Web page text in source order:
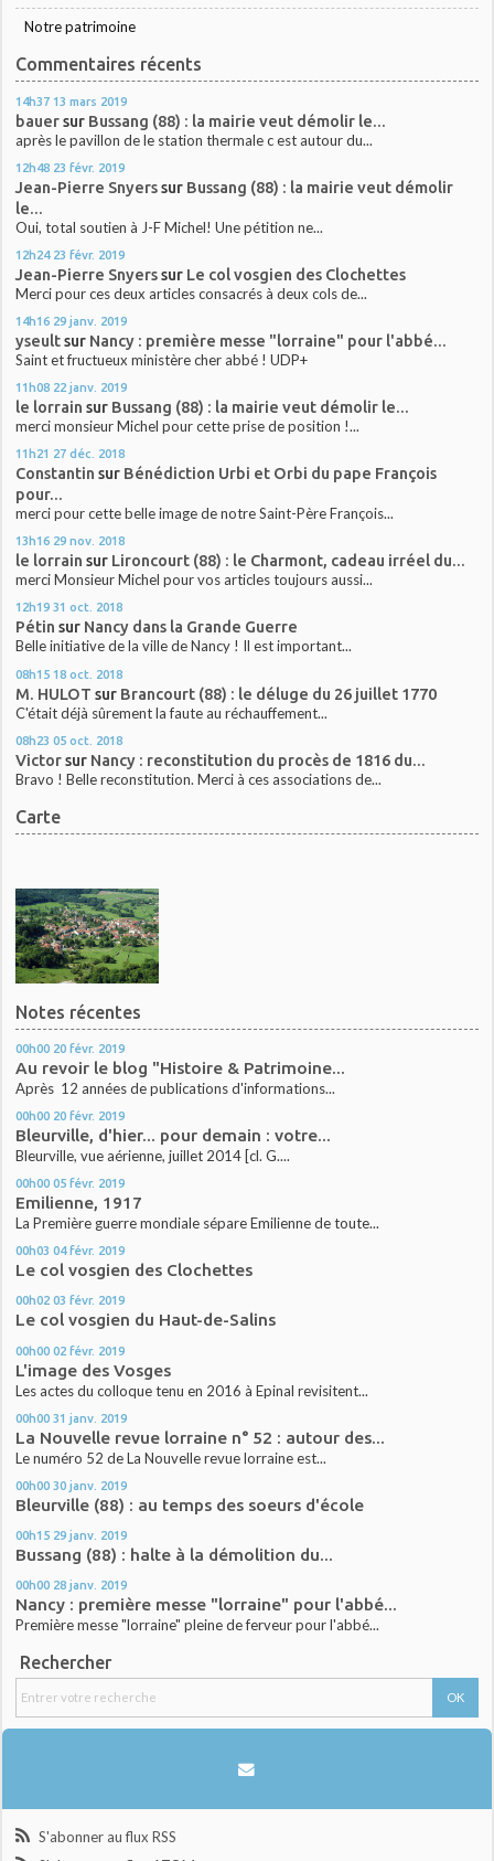
Notre patrimoine
Commentaires récents
14h37 13 mars 2019
bauersur Bussang (88) : la mairie veut démolir le...
après le pavillon de le station thermale c est autour du...
12h48 23 févr. 2019
Jean-Pierre Snyerssur Bussang (88) : la mairie veut démolir
le...
Oui, total soutien à J-F Michel! Une pétition ne...
12h24 23 févr. 2019
Jean-Pierre Snyerssur Le col vosgien des Clochettes
Merci pour ces deux articles consacrés à deux cols de...
14h16 29 janv. 2019
yseultsur Nancy : première messe "lorraine" pour l'abbé...
Saint et fructueux ministère cher abbé ! UDP+
11h08 22 janv. 2019
le lorrain sur Bussang (88) : la mairie veut démolir le...
merci monsieur Michel pour cette prise de position !...
11h21 27 déc. 2018
Constantin sur Bénédiction Urbi et Orbi du pape François
pour...
merci pour cette belle image de notre Saint-Père François...
13h16 29 nov. 2018
le lorrain sur Lironcourt (88) : le Charmont, cadeau irréel du...
merci Monsieur Michel pour vos articles toujours aussi...
12h19 31 oct. 2018
Pétin sur Nancy dans la Grande Guerre
Belle initiative de la ville de Nancy ! Il est important...
08h15 18 oct. 2018
M. HULOT sur Brancourt (88) : le déluge du 26 juillet 1770
C'était déjà sûrement la faute au réchauffement...
08h23 05 oct. 2018
Victorsur Nancy : reconstitution du procès de 1816 du...
Bravo ! Belle reconstitution. Merci à ces associations de...
Carte
Notes récentes
00h00 20 févr. 2019
Au revoir le blog "Histoire & Patrimoine...
Après 12 années de publications d'informations...
00h00 20 févr. 2019
Bleurville, d'hier... pour demain : votre...
Bleurville, vue aérienne, juillet 2014 [cl. G....
00h00 05 févr. 2019
Emilienne, 1917
La Première guerre mondiale sépare Emilienne de toute...
00h03 04 févr. 2019
Le col vosgien des Clochettes
00h02 03 févr. 2019
Le col vosgien du Haut-de-Salins
00h00 02 févr. 2019
L'image des Vosges
Les actes du colloque tenu en 2016 à Epinal revisitent...
00h00 31 janv. 2019
La Nouvelle revue lorraine n° 52 : autour des...
Le numéro 52 de La Nouvelle revue lorraine est...
00h00 30 janv. 2019
Bleurville (88) : au temps des soeurs d'école
00h15 29 janv. 2019
Bussang (88) : halte à la démolition du...
00h00 28 janv. 2019
Nancy : première messe "lorraine" pour l'abbé...
Première messe "lorraine" pleine de ferveur pour l'abbé...
Rechercher
S'abonner au flux RSS